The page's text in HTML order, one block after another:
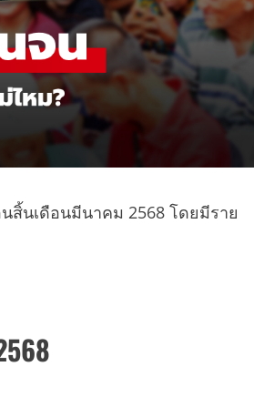
สิ้นเดือนมีนาคม 2568 โดยมีราย